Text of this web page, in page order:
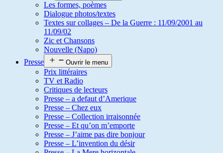
Les formes, poèmes
Dialogue photos/textes
Textes sur collages – De la Guerre : 11/09/2001 au
11/09/02
Zic et Chansons
Nouvelle (Napo)
Presse
Ouvrir le menu
Prix littéraires
TV et Radio
Critiques de lecteurs
Presse – a defaut d’Amerique
Presse – Chez eux
Presse – Collection irraisonnée
Presse – Et qu’on m’emporte
Presse – J’aime pas dire bonjour
Presse – L’invention du désir